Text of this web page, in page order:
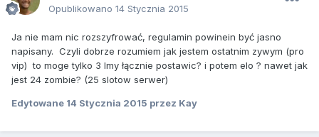
Opublikowano 14 Stycznia 2015
Ja nie mam nic rozszyfrować, regulamin powinein być jasno
napisany. Czyli dobrze rozumiem jak jestem ostatnim zywym (pro
vip) to moge tylko 3 lmy łącznie postawic? i potem elo ? nawet jak
jest 24 zombie? (25 slotow serwer)
Edytowane 14 Stycznia 2015 przez Kay